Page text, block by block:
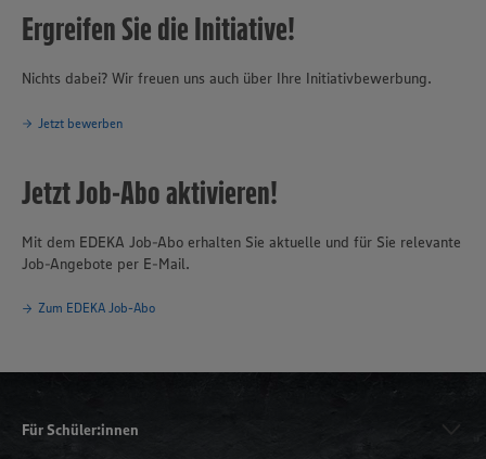
Ergreifen Sie die Initiative!
Nichts dabei? Wir freuen uns auch über Ihre Initiativbewerbung.
Jetzt bewerben
Jetzt Job-Abo aktivieren!
Mit dem EDEKA Job-Abo erhalten Sie aktuelle und für Sie relevante
Job-Angebote per E-Mail.
Zum EDEKA Job-Abo
Für Schüler:innen